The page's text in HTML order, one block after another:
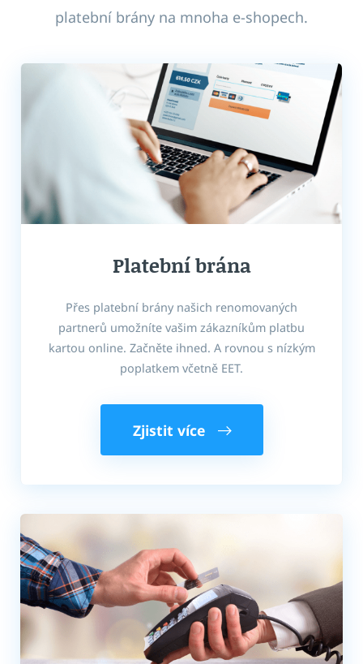
platební brány na mnoha e-shopech.
Platební brána
Přes platební brány našich renomovaných
partnerů umožníte vašim zákazníkům platbu
kartou online. Začněte ihned. A rovnou s nízkým
poplatkem včetně EET.
Zjistit více